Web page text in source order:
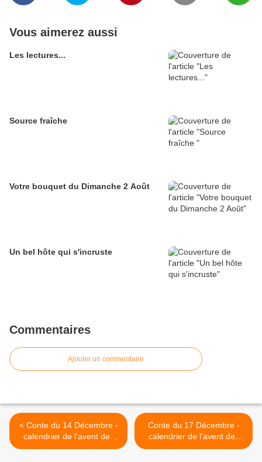
Vous aimerez aussi
Les lectures...
Source fraîche
Votre bouquet du Dimanche 2 Août
Un bel hôte qui s'incruste
Commentaires
Ajouter un commentaire
< Conte du 14 Décembre -
calendrier de l'avent des
contes...
Conte du 17 Décembre -
calendrier de l'avent des
contes >